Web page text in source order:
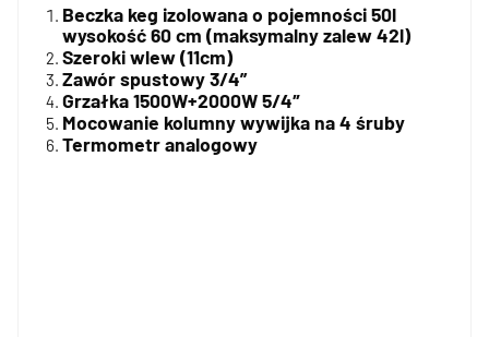
Beczka keg izolowana o pojemności 50l
wysokość 60 cm (maksymalny zalew 42l)
Szeroki wlew (11cm)
Zawór spustowy 3/4”
Grzałka 1500W+2000W 5/4″
Mocowanie kolumny wywijka na 4 śruby
Termometr analogowy